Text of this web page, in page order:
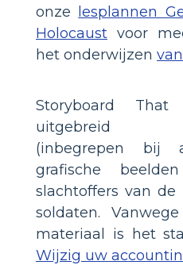
onze
lesplannen
Holocaust voor
het onderwijzen
Storyboard
uitgebreid
(inbegrepen bij
grafische
slachtoffers van de
soldaten.
materiaal is het
Wijzig uw